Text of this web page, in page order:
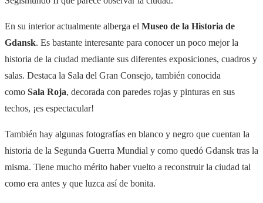
En su interior actualmente alberga el Museo de la Historia de
Gdansk. Es bastante interesante para conocer un poco mejor la
historia de la ciudad mediante sus diferentes exposiciones, cuadros y
salas. Destaca la Sala del Gran Consejo, también conocida
como Sala Roja, decorada con paredes rojas y pinturas en sus
techos, ¡es espectacular!
También hay algunas fotografías en blanco y negro que cuentan la
historia de la Segunda Guerra Mundial y como quedó Gdansk tras la
misma. Tiene mucho mérito haber vuelto a reconstruir la ciudad tal
como era antes y que luzca así de bonita.